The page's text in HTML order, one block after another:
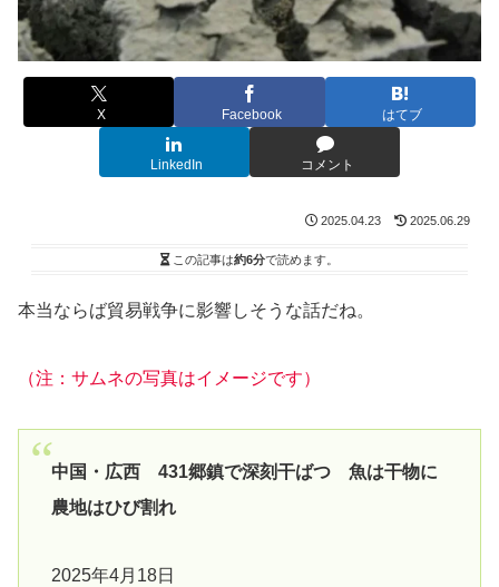
X Facebook はてブ
LinkedIn コメント
2025.04.23 2025.06.29
この記事は約6分で読めます。
本当ならば貿易戦争に影響しそうな話だね。
（注：サムネの写真はイメージです）
中国・広西 431郷鎮で深刻干ばつ 魚は干物に
農地はひび割れ
2025年4月18日